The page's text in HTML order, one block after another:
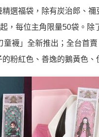
選福袋，除有炭治郎、
，每位主角限量50袋。
襪」全新推出；全台首
粉紅色、善逸的鵝黃色、